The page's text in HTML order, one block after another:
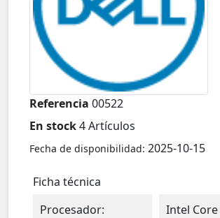
Referencia 00522
En stock4 Artículos
Fecha de disponibilidad: 2025-10-15
Ficha técnica
Procesador:
Intel Core